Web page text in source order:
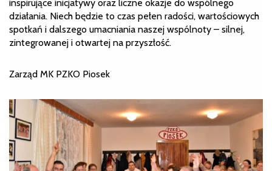
inspirujące inicjatywy oraz liczne okazje do wspólnego
działania. Niech będzie to czas pełen radości, wartościowych
spotkań i dalszego umacniania naszej wspólnoty – silnej,
zintegrowanej i otwartej na przyszłość.
Zarząd MK PZKO Piosek